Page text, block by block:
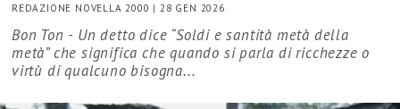
REDAZIONE NOVELLA 2000 |28 GEN 2026
Bon Ton - Un detto dice “Soldi e santità metà della
metà” che significa che quando si parla di ricchezze o
virtù di qualcuno bisogna...